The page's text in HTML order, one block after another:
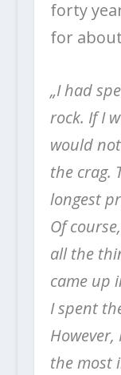
forty
for
„I had
rock. If I
would
the crag.
longest
Of
all the
came up
I spent
the most